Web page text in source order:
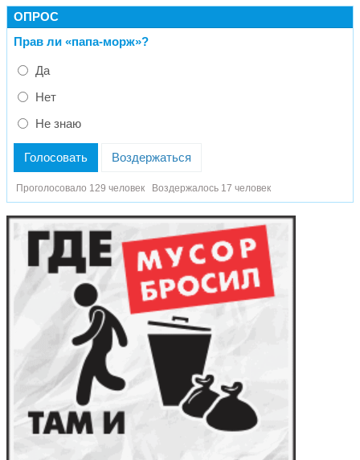
ОПРОС
Прав ли «папа-морж»?
Да
Нет
Не знаю
Голосовать Воздержаться
Проголосовало 129 человек Воздержалось 17 человек